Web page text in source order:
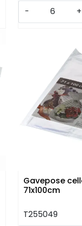
-
+
Gavepose
71x100cm
T255049